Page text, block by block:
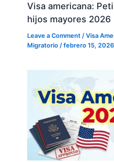
Visa americana:
hijos mayores 2026
Leave a Comment /Visa
Migratorio /febrero 15, 2026